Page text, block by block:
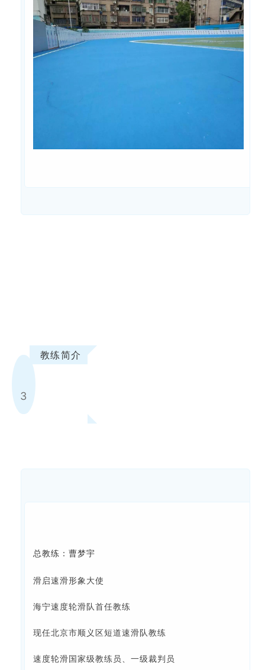
3
教练简介
总教练：曹梦宇
滑启速滑形象大使
海宁速度轮滑队首任教练
现任北京市顺义区短道速滑队教练
速度轮滑国家级教练员、一级裁判员